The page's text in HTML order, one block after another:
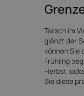
Tarsch im
glänzt der
können Sie
Frühling
Herbst
Sie diese